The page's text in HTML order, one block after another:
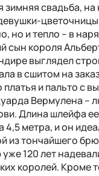
зимняя свадьба, на
но и тепло – в
сын короля
выглядел
в сшитом на
и пальто с
Вермулена –
Длина шлейфа
4,5 метра, и он
из тончайшего
120 лет
королей. Кроме